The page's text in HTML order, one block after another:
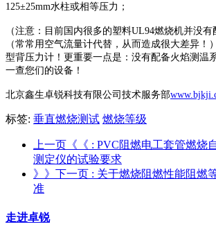
125±25mm水柱或相等压力；
（注意：目前国内很多的塑料UL94燃烧机并没
（常常用空气流量计代替，从而造成很大差异！
型背压力计！更重要一点是：没有配备火焰测温
一查您们的设备！
北京鑫生卓锐科技有限公司技术服务部
标签: 垂直燃烧测试 燃烧等级
上一页《《 : PVC阻燃电工套管燃烧
测定仪的试验要求
》》下一页 : 关于燃烧阻燃性能阻燃
准
走进卓锐